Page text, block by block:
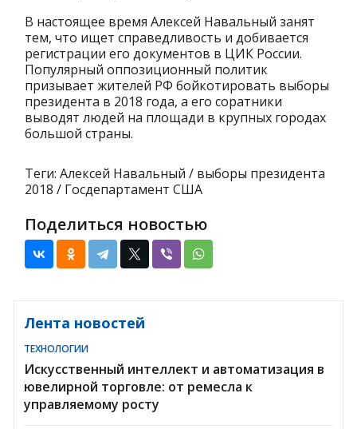
В настоящее время Алексей Навальный занят
тем, что ищет справедливость и добивается
регистрации его документов в ЦИК России.
Популярный оппозиционный политик
призывает жителей РФ бойкотировать выборы
президента в 2018 года, а его соратники
выводят людей на площади в крупных городах
большой страны.
Теги: Алексей Навальный / выборы президента
2018 / Госдепартамент США
Поделиться новостью
Лента новостей
ТЕХНОЛОГИИ
Искусственный интеллект и автоматизация в
ювелирной торговле: от ремесла к
управляемому росту